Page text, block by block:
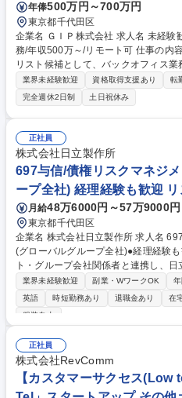
年俸500万円～700万円
東京都千代田区
企業名 ＧＩＰ株式会社 求人名 未経験歓迎のコーポレート/経理・労務・法
務/年収500万～/リモート可 仕事の内容 成長企業のコーポレートジェネラ
リスト候補として、バックオフィス
合わせて、経理、総務、労務、法務
に領域を広げていただきます。 先輩のサポートのもと、以下の業務を少し
ずつキャッチアップします。 (1)経理
書管理、社内イベント運営 (2)労務・
管理、法務チェック依頼対応 (3)プロ
移転、IPO準備に伴う対応 ★外部の税
がら、専門知識をイチから網羅できる育成枠です。
のコーポレート/経理・労務・法務/年
業界未経験歓迎 資格取得支援あり 転
完全週休2日制
土日祝休み
正社員
株式会社日立製作所
697与信/債権リスクマネジ
ープ全社) 経理経験も歓迎
月給48万6000円～57万9000円
東京都千代田区
企業名 株式会社日立製作所 求人名 697与信/債権リスクマネジメント主任
(グローバルグループ全社)●経理経験も歓迎 仕事の内容 ビジネ
ト・グループ会社関係者と連携し、
からサポートいただきます。今回ご
点、子会社を中心に対応いただく想定です。 入社後に所属する
ループにて、以下業務をお任せします
(5)貿易保険取纏め ■グローバルでの
向けて、グローバルグループ会社の取
制強化に取り組んでいただきます。 募集職種 697与信/債権リスクマネジ
メント主任(グローバルグループ全社
業界未経験歓迎 副業・WワークOK
英語
時短勤務あり 退職金あり 在
服装自由
正社員
株式会社RevComm
【カスタマーサクセス